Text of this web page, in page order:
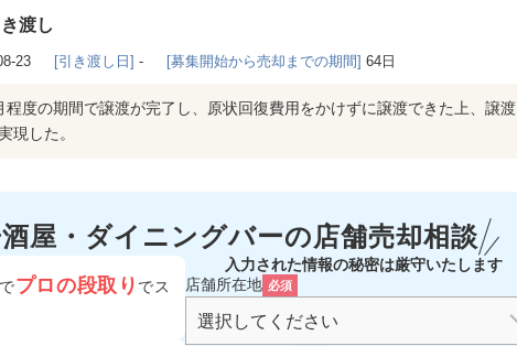
渡し
23 [引き渡し日] - [募集開始から売却までの期間] 64日
度の期間で譲渡が完了し、原状回復費用をかけずに譲渡できた上、譲渡
現した。
屋・ダイニングバーの店舗売却相談
プロの段取り でス
入力された情報の秘密は厳守いたします
店舗所在地 必須